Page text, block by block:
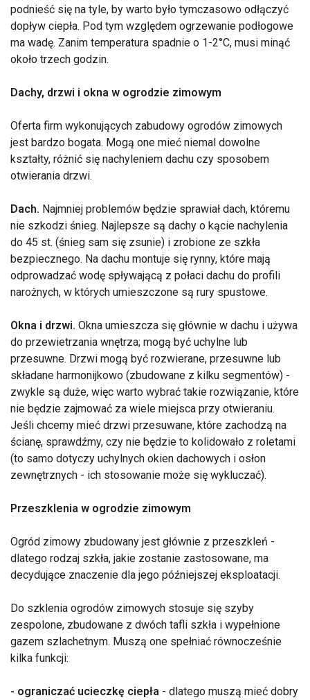
podnieść się na tyle, by warto było tymczasowo odłączyć
dopływ ciepła. Pod tym względem ogrzewanie podłogowe
ma wadę. Zanim temperatura spadnie o 1-2°C, musi minąć
około trzech godzin.
Dachy, drzwi i okna w ogrodzie zimowym
Oferta firm wykonujących zabudowy ogrodów zimowych
jest bardzo bogata. Mogą one mieć niemal dowolne
kształty, różnić się nachyleniem dachu czy sposobem
otwierania drzwi.
Dach. Najmniej problemów będzie sprawiał dach, któremu
nie szkodzi śnieg. Najlepsze są dachy o kącie nachylenia
do 45 st. (śnieg sam się zsunie) i zrobione ze szkła
bezpiecznego. Na dachu montuje się rynny, które mają
odprowadzać wodę spływającą z połaci dachu do profili
narożnych, w których umieszczone są rury spustowe.
Okna i drzwi. Okna umieszcza się głównie w dachu i używa
do przewietrzania wnętrza; mogą być uchylne lub
przesuwne. Drzwi mogą być rozwierane, przesuwne lub
składane harmonijkowo (zbudowane z kilku segmentów) -
zwykle są duże, więc warto wybrać takie rozwiązanie, które
nie będzie zajmować za wiele miejsca przy otwieraniu.
Jeśli chcemy mieć drzwi przesuwane, które zachodzą na
ścianę, sprawdźmy, czy nie będzie to kolidowało z roletami
(to samo dotyczy uchylnych okien dachowych i osłon
zewnętrznych - ich stosowanie może się wykluczać).
Przeszklenia w ogrodzie zimowym
Ogród zimowy zbudowany jest głównie z przeszkleń -
dlatego rodzaj szkła, jakie zostanie zastosowane, ma
decydujące znaczenie dla jego późniejszej eksploatacji.
Do szklenia ogrodów zimowych stosuje się szyby
zespolone, zbudowane z dwóch tafli szkła i wypełnione
gazem szlachetnym. Muszą one spełniać równocześnie
kilka funkcji:
- ograniczać ucieczkę ciepła - dlatego muszą mieć dobry